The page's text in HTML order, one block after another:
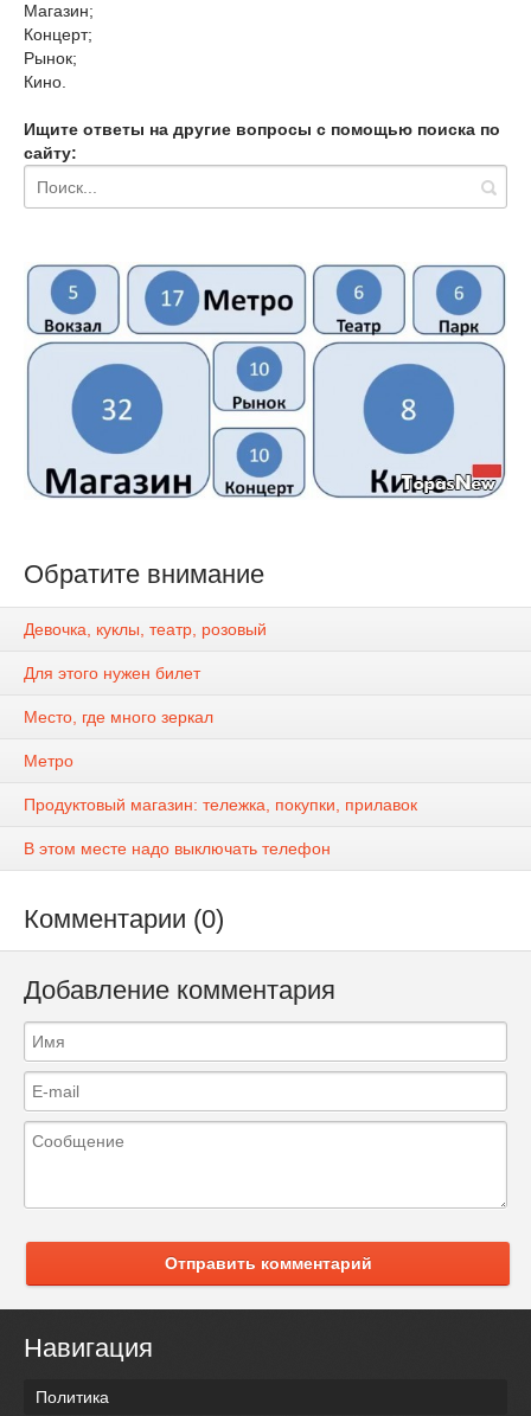
Магазин;
Концерт;
Рынок;
Кино.
Ищите ответы на другие вопросы с помощью поиска по
сайту:
Обратите внимание
Девочка, куклы, театр, розовый
Для этого нужен билет
Место, где много зеркал
Метро
Продуктовый магазин: тележка, покупки, прилавок
В этом месте надо выключать телефон
Комментарии (0)
Добавление комментария
Отправить комментарий
Навигация
Политика